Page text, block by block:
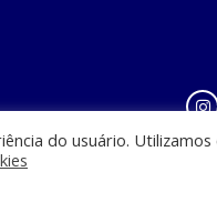
do usuário.